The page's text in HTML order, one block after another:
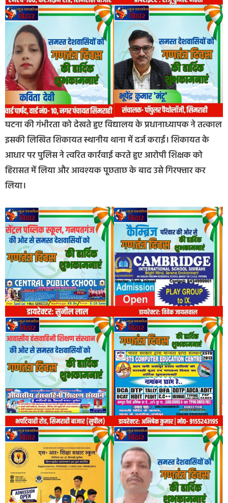
घटना की गंभीरता को देखते हुए विद्यालय के प्रधानाध्यापक ने तत्काल
इसकी लिखित शिकायत स्थानीय थाना में दर्ज कराई। शिकायत के
आधार पर पुलिस ने त्वरित कार्रवाई करते हुए आरोपी शिक्षक को
हिरासत में लिया और आवश्यक पूछताछ के बाद उसे गिरफ्तार कर
लिया।